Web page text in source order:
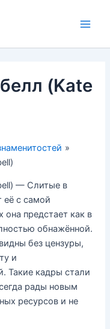
(Kate
— Слитые в
её с самой
предстает как в
обнажённой.
без цензуры,
и
Такие кадры стали
рады новым
ресурсов и не